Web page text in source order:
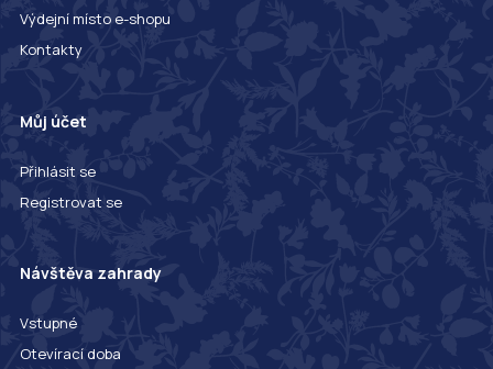
Výdejní místo e-shopu
Kontakty
Můj účet
Přihlásit se
Registrovat se
Návštěva zahrady
Vstupné
Otevírací doba